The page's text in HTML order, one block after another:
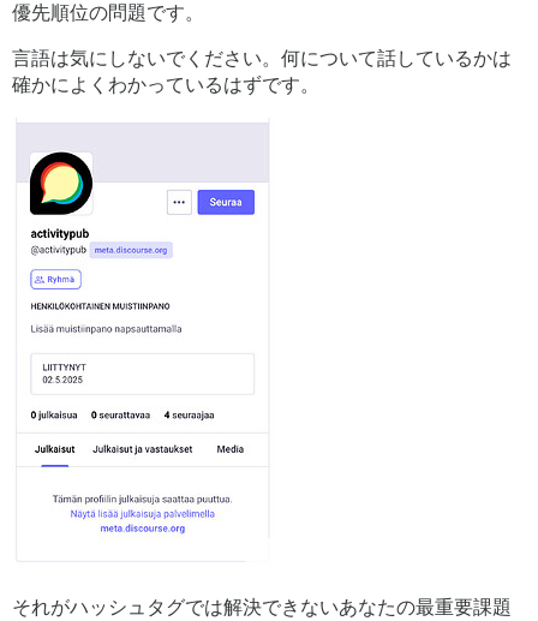
優先順位の問題です。
言語は気にしないでください。何について話しているかは
確かによくわかっているはずです。
それがハッシュタグでは解決できないあなたの最重要課題